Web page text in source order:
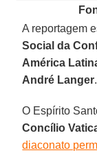
A reportagem
Social da
América
André Langer.
O Espírito
Concílio
diaconato